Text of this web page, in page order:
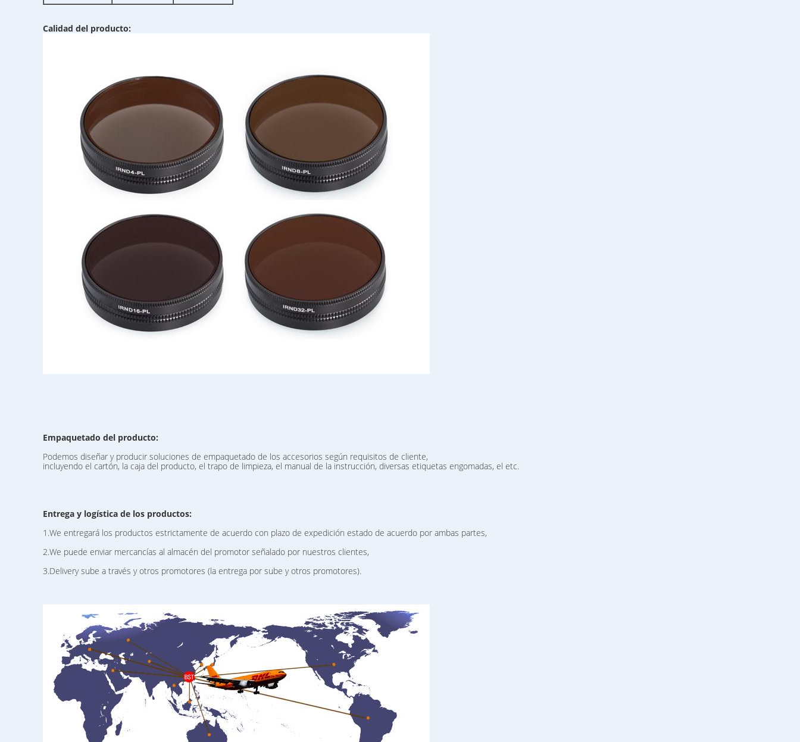
Calidad del producto:
Empaquetado del producto:
Podemos diseñar y producir soluciones de empaquetado de los accesorios según requisitos de cliente,
incluyendo el cartón, la caja del producto, el trapo de limpieza, el manual de la instrucción, diversas etiquetas engomadas, el etc.
Entrega y logística de los productos:
1.We entregará los productos estrictamente de acuerdo con plazo de expedición estado de acuerdo por ambas partes,
2.We puede enviar mercancías al almacén del promotor señalado por nuestros clientes,
3.Delivery sube a través y otros promotores (la entrega por sube y otros promotores).